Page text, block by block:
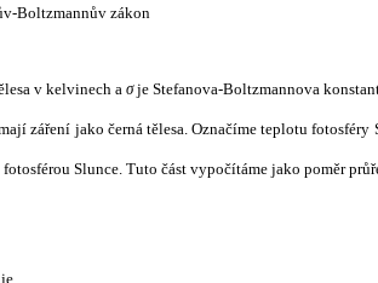
Boltzmannův zákon
v kelvinech aσje Stefanova-Boltzmannova
záření jako černá tělesa. Označíme teplotu fotosféry
Slunce. Tuto část vypočítáme jako poměr